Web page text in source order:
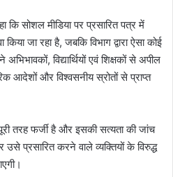
कि सोशल मीडिया पर प्रसारित पत्र में
जा रहा है, जबकि विभाग द्वारा ऐसा कोई
विद्यार्थियों एवं शिक्षकों से अपील
आदेशों और विश्वसनीय स्रोतों से प्राप्त
तरह फर्जी है और इसकी सत्यता की जांच
प्रसारित करने वाले व्यक्तियों के विरुद्ध